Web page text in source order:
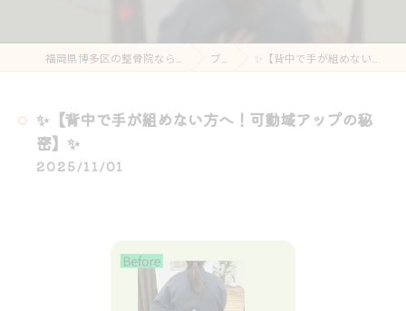
ブログ ✨【背中で手が組めない方へ！可動域アップの秘密】✨
✨【背中で手が組めない方へ！可動域アップの秘
密】✨
2025/11/01